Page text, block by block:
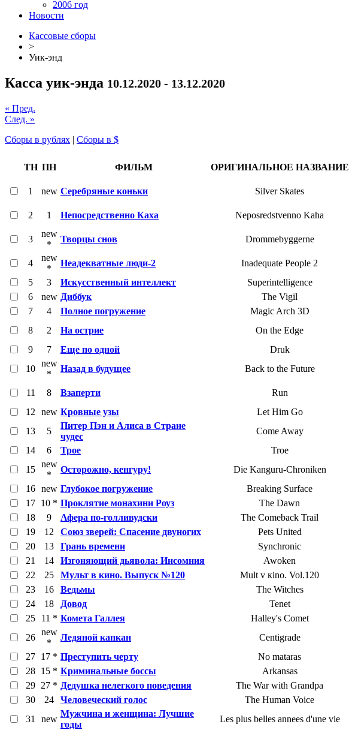
2006 год
Новости
Кассовые сборы
>
Уик-энд
Касса уик-энда 10.12.2020 - 13.12.2020
« Пред.
След. »
Сборы в рублях | Сборы в $
ТН ПН ФИЛЬМ ОРИГИНАЛЬНОЕ НАЗВАНИЕ
1
new Серебряные коньки Silver Skates
2 1 Непосредственно Каха Neposredstvenno Kaha
3
new
*
Творцы снов Drommebyggerne
4
new
*
Неадекватные люди-2 Inadequate People 2
5
3 Искусственный интеллект Superintelligence
6
new Диббук The Vigil
7
4 Полное погружение Magic Arch 3D
8
2 На острие On the Edge
9
7 Еще по одной Druk
10
new
*
Назад в будущее Back to the Future
11 8 Взаперти Run
12
new Кровные узы Let Him Go
13
5
Питер Пэн и Алиса в Стране
чудес
Come Away
14
6 Трое Troe
15
new
*
Осторожно, кенгуру! Die Kanguru-Chroniken
16 new Глубокое погружение Breaking Surface
17 10 * Проклятие монахини Роуз The Dawn
18
9 Афера по-голливудски The Comeback Trail
19
12 Союз зверей: Спасение двуногих Pets United
20
13 Грань времени Synchronic
21
14 Изгоняющий дьявола: Инсомния Awoken
22
25 Мульт в кино. Выпуск №120 Mult v кino. Vol.120
23
16 Ведьмы The Witches
24
18 Довод Tenet
25
11 * Комета Галлея Halley's Comet
26
new
*
Ледяной капкан Centigrade
27 17 * Преступить черту No mataras
28 15 * Криминальные боссы Arkansas
29 27 * Дедушка нелегкого поведения The War with Grandpa
30
24 Человеческий голос The Human Voice
31
new
Мужчина и женщина: Лучшие
годы
Les plus belles annees d'une vie